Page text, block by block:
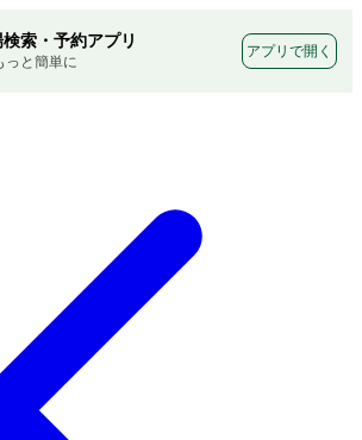
索・予約アプリ
っと簡単に
アプリで開く